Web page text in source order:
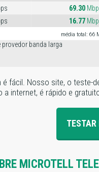
69.30
16.77
média total: 66
banda larga
fácil. Nosso site, o teste-
internet, é rápido e
MICROTELL